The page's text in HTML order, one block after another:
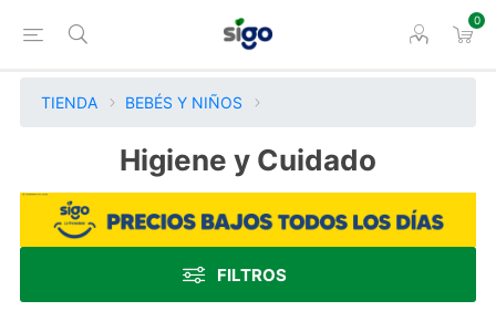
0
TIENDA BEBÉS Y NIÑOS
Higiene y Cuidado
FILTROS